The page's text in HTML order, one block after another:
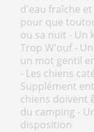
d'eau fraîche
pour que
ou sa nuit - Un
Trop W'ouf -
un mot gentil
- Les chiens
Supplément
chiens doivent
du camping -
disposition